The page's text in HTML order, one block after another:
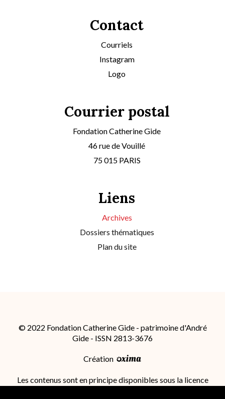
Contact
Courriels
Instagram
Logo
Courrier postal
Fondation Catherine Gide
46 rue de Vouillé
75 015 PARIS
Liens
Archives
Dossiers thématiques
Plan du site
© 2022 Fondation Catherine Gide - patrimoine d'André
Gide - ISSN 2813-3676
Création
Les contenus sont en principe disponibles sous la licence